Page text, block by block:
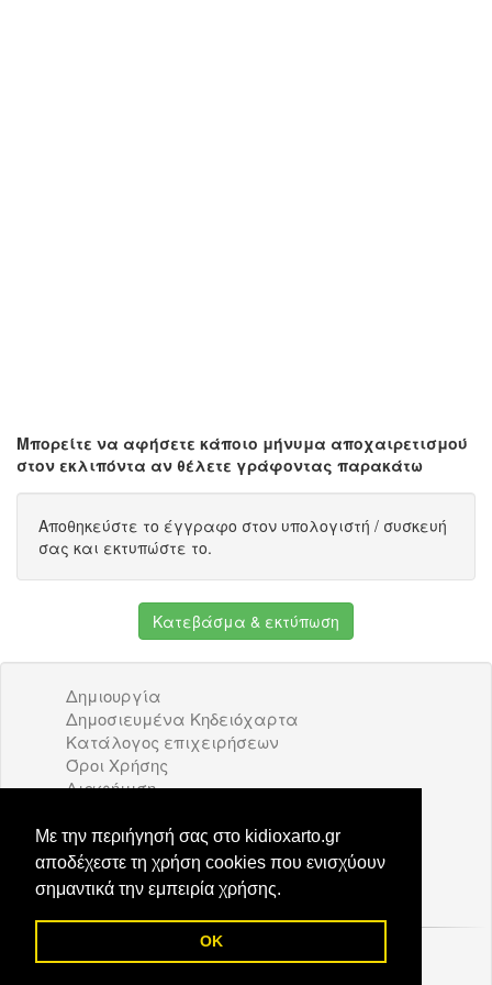
Με την περιήγησή σας στο kidioxarto.gr
αποδέχεστε τη χρήση cookies που ενισχύουν
σημαντικά την εμπειρία χρήσης.
OK
Μπορείτε να αφήσετε κάποιο μήνυμα αποχαιρετισμού
στον εκλιπόντα αν θέλετε γράφοντας παρακάτω
Αποθηκεύστε το έγγραφο στον υπολογιστή / συσκευή
σας και εκτυπώστε το.
Κατεβάσμα & εκτύπωση
Δημιουργία
Δημοσιευμένα Κηδειόχαρτα
Κατάλογος επιχειρήσεων
Όροι Χρήσης
Διαφήμιση
kidioxarto.gr
© 2026 Kidioxarto.gr /Επικοινωνία